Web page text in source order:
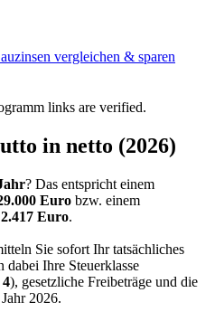
vergleichen & sparen
links are verified.
in netto (2026)
? Das entspricht einem
Euro bzw. einem
2.417 Euro.
Sie sofort Ihr tatsächliches
Ihre Steuerklasse
4), gesetzliche Freibeträge und die
2026.